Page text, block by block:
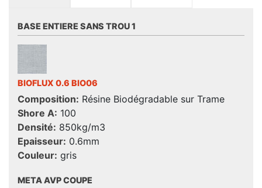
BASE ENTIERE SANS TROU 1
BIOFLUX 0.6 BIO06
Composition: Résine Biodégradable sur Trame
Shore A: 100
Densité: 850kg/m3
Epaisseur: 0.6mm
Couleur: gris
META AVP COUPE